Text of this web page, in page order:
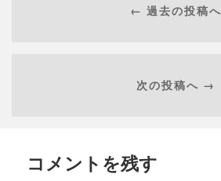
← 過去の投稿へ
次の投稿へ →
コメントを残す